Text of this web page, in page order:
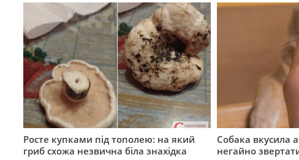
Росте купками під тополею: на який
гриб схожа незвична біла знахідка
Собака вкусила
негайно